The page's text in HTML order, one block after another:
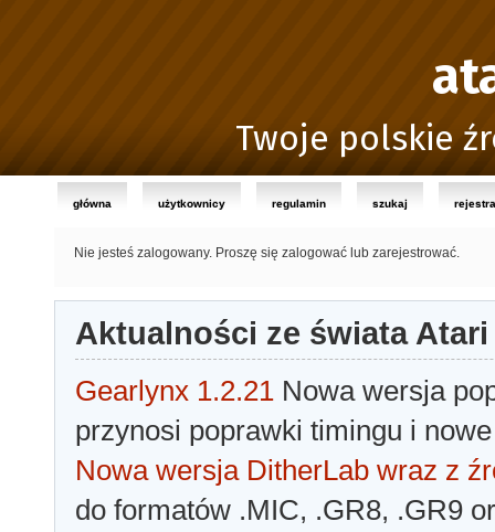
Twoje polskie
główna użytkownicy regulamin szukaj
Nie jesteś zalogowany. Proszę się zalogować lub zarejestrować.
Aktualności ze świata Atari
Gearlynx 1.2.21 Nowa wersja
przynosi poprawki timingu i
Nowa wersja DitherLab wraz z
do formatów .MIC, .GR8, .GR9